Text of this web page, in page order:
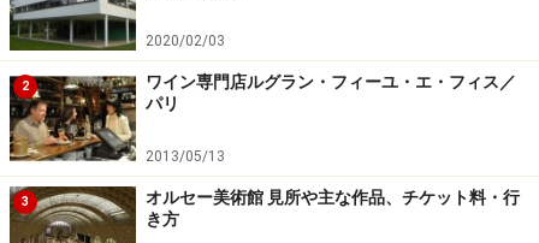
すが、気軽に行けるフレンチレストランとしても利用で
きます。
＜DATA＞
■l'Avant Comptoir
住所：3, Carrefour de l'Odéon 75006 Paris
電話：01 44 27 07 97
2020/02/03
2
ワイン専門店ルグラン・フィーユ・エ・フィス／
パリ
2013/05/13
3
オルセー美術館 見所や主な作品、チケット料・行
き方